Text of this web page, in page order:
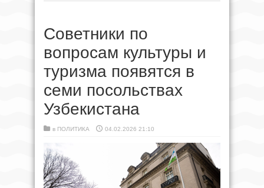
Советники по
вопросам культуры и
туризма появятся в
семи посольствах
Узбекистана
в ПОЛИТИКА 04.02.2026 21:10